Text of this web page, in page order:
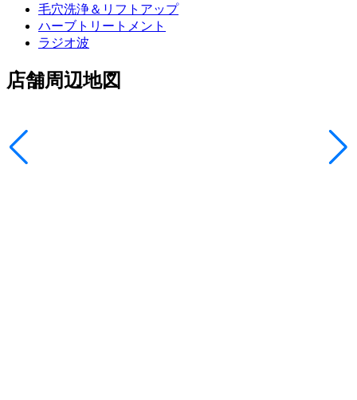
毛穴洗浄＆リフトアップ
ハーブトリートメント
ラジオ波
店舗周辺地図